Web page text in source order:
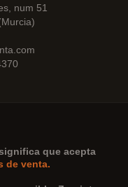
num 51
que acepta
de venta.